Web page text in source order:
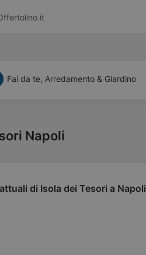
Fai da te, Arredamento & Giardino
Napoli
di Isola dei Tesori a Napoli